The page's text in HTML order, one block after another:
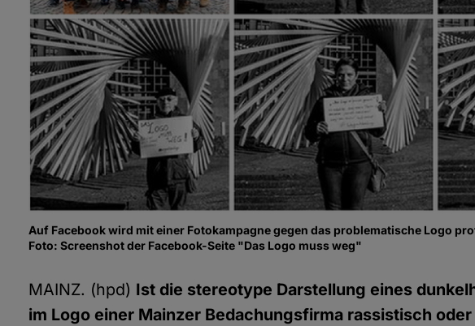
Auf Facebook wird mit einer Fotokampagne gegen das problematische Logo
Foto: Screenshot der Facebook-Seite "Das Logo muss weg"
MAINZ. (hpd) Ist die stereotype Darstellung eines
im Logo einer Mainzer Bedachungsfirma rassistisch